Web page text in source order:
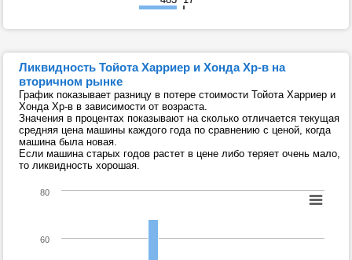
Ликвидность Тойота Харриер и Хонда Хр-в на
вторичном рынке
График показывает разницу в потере стоимости Тойота Харриер и
Хонда Хр-в в зависимости от возраста.
Значения в процентах показывают на сколько отличается текущая
средняя цена машины каждого года по сравнению с ценой, когда
машина была новая.
Если машина старых годов растет в цене либо теряет очень мало,
то ликвидность хорошая.
60
80